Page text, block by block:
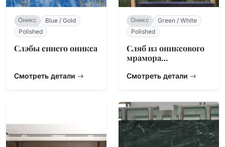
Оникс
Blue / Gold
Polished
Слэбы синего оникса
Смотреть детали
Оникс
Green / White
Polished
Сляб из ониксового
мрамора
Нефрит»
Смотреть детали